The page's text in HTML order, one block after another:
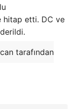
hitap etti. DC ve
tarafından